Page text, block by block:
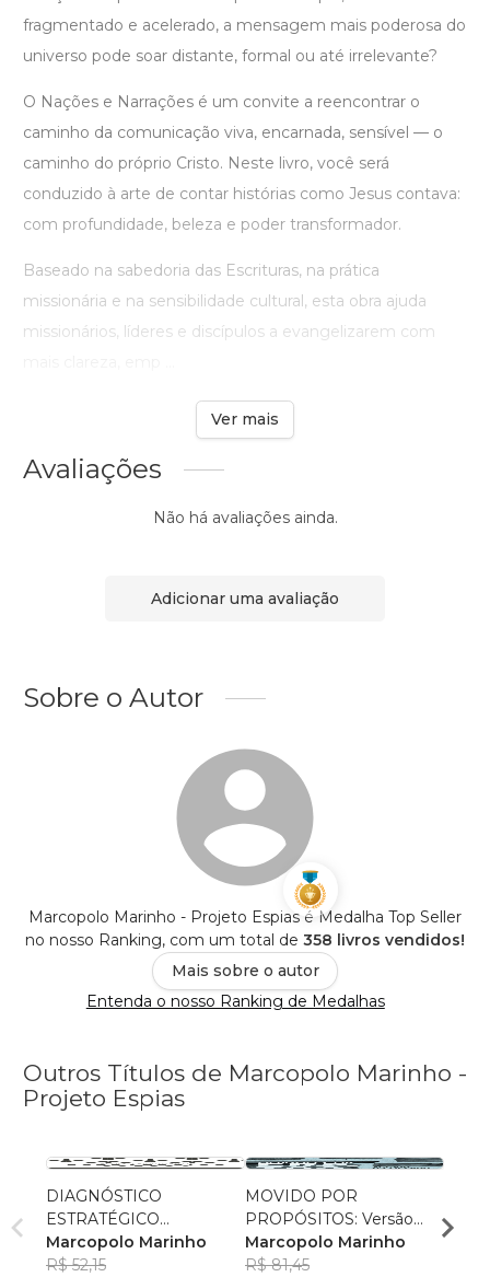
fragmentado e acelerado, a mensagem mais poderosa do
universo pode soar distante, formal ou até irrelevante?
O Nações e Narrações é um convite a reencontrar o
caminho da comunicação viva, encarnada, sensível — o
caminho do próprio Cristo. Neste livro, você será
conduzido à arte de contar histórias como Jesus contava:
com profundidade, beleza e poder transformador.
Baseado na sabedoria das Escrituras, na prática
missionária e na sensibilidade cultural, esta obra ajuda
missionários, líderes e discípulos a evangelizarem com
Ver mais
Avaliações
Não há avaliações ainda.
Adicionar uma avaliação
Sobre o Autor
Marcopolo Marinho - Projeto Espias é Medalha Top Seller
no nosso Ranking, com um total de 358 livros vendidos!
Mais sobre o autor
Entenda o nosso Ranking de Medalhas
Outros Títulos de Marcopolo Marinho -
Projeto Espias
DIAGNÓSTICO
ESTRATÉGICO
EMPRESARIAL COESO
Marcopolo Marinho
R$ 52,15
MOVIDO POR
PROPÓSITOS: Versão
Business as Mission
Marcopolo Marinho
R$ 81,45